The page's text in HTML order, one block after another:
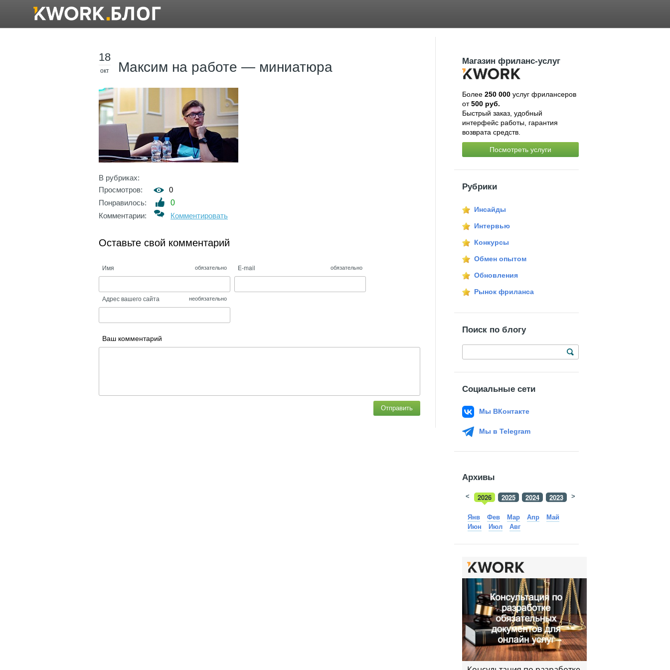
18
окт Максим на работе — миниатюра
В рубриках:
Просмотров:
0
Понравилось:
0
Комментарии:
Комментировать
Оставьте свой комментарий
Имя обязательно E-mail обязательно
Адрес вашего сайта необязательно
Ваш комментарий
Отправить
Магазин фриланс-услуг
Более 250 000услуг фрилансеров
от500 руб.
Быстрый заказ, удобный
интерфейс работы, гарантия
возврата средств.
Посмотреть услуги
Рубрики
Инсайды
Интервью
Конкурсы
Обмен опытом
Обновления
Рынок фриланса
Поиск по блогу
Социальные сети
Мы ВКонтакте
Мы в Telegram
Архивы
2026 2025 2024 2023 2022
< >
Янв Фев Мар Апр
Май
Июн
Июл Авг